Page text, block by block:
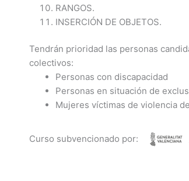
RANGOS.
INSERCIÓN DE OBJETOS.
Tendrán prioridad las personas
colectivos:
Personas con discapacidad
Personas en situación de
Mujeres víctimas de violencia
Curso subvencionado por: